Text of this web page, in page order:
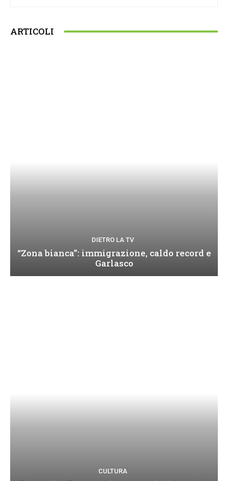
ARTICOLI
DIETRO LA TV
“Zona bianca”: immigrazione, caldo record e
Garlasco
CULTURA